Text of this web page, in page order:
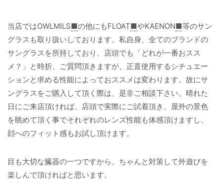
当店ではOWLMILS■の他にもFLOAT■やKAENON■等のサン
グラスも取り扱いしております。私自身、全てのブランドの
サングラスを所持しており、店頭でも「どれが一番おスス
メ？」と時折、ご質問頂きますが、正直使用するシチュエー
ションと求める性能によっておススメは変わります。故にサ
ングラスをご購入して頂く際は、是非ご相談下さい。晴れた
日にご来店頂ければ、店頭で実際にご試着頂き、屋外の景色
を眺めて頂く事でそれぞれのレンズ性能も体感頂けますし、
顔へのフィット感もお試し頂けます。
目も大切な臓器の一つですから、ちゃんと対策して外遊びを
楽しんで頂ければと思います。